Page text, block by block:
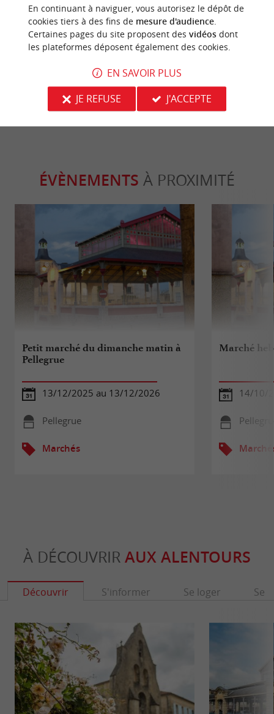
La Bataille de Castillon : Spectacle
historique son et lumières en Gironde
15,3 km - Castillon-la-Bataille
Familiale
Castillon-la-
Culturelle
ÉVÈNEMENTS À PROXIMITÉ
Petit marché du dimanche matin à
Pellegrue
13/12/2025 au 13/12/2026
Pellegrue
Marchés
Marché
14/10/
À DÉCOUVRIR AUX ALENTOURS
Découvrir S'informer Se loger Se
En continuant à naviguer, vous autorisez le dépôt de
cookies tiers à des fins de mesure d'audience.
Certaines pages du site proposent des vidéosdont
les plateformes déposent également des cookies.
EN SAVOIR PLUS
JE REFUSE
J'ACCEPTE